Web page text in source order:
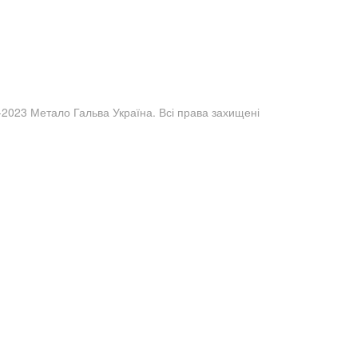
Метало Гальва Україна. Всі права захищені